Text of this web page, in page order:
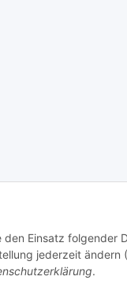
Einsatz folgender
jederzeit
.